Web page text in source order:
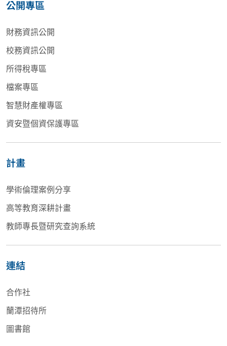
公開專區
財務資訊公開
校務資訊公開
所得稅專區
檔案專區
智慧財產權專區
資安暨個資保護專區
計畫
學術倫理案例分享
高等教育深耕計畫
教師專長暨研究查詢系統
連結
合作社
蘭潭招待所
圖書館